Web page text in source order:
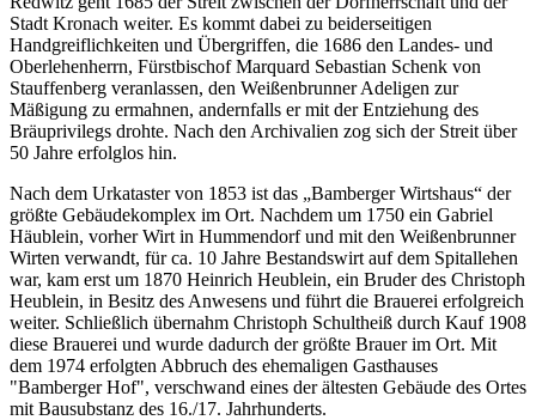
Stadt Kronach weiter. Es kommt dabei zu beiderseitigen
Handgreiflichkeiten und Übergriffen, die 1686 den Landes- und
Oberlehenherrn, Fürstbischof Marquard Sebastian Schenk von
Stauffenberg veranlassen, den Weißenbrunner Adeligen zur
Mäßigung zu ermahnen, andernfalls er mit der Entziehung des
Bräuprivilegs drohte. Nach den Archivalien zog sich der Streit über
50 Jahre erfolglos hin.
Nach dem Urkataster von 1853 ist das „Bamberger Wirtshaus“ der
größte Gebäudekomplex im Ort. Nachdem um 1750 ein Gabriel
Häublein, vorher Wirt in Hummendorf und mit den Weißenbrunner
Wirten verwandt, für ca. 10 Jahre Bestandswirt auf dem Spitallehen
war, kam erst um 1870 Heinrich Heublein, ein Bruder des Christoph
Heublein, in Besitz des Anwesens und führt die Brauerei erfolgreich
weiter. Schließlich übernahm Christoph Schultheiß durch Kauf 1908
diese Brauerei und wurde dadurch der größte Brauer im Ort. Mit
dem 1974 erfolgten Abbruch des ehemaligen Gasthauses
"Bamberger Hof", verschwand eines der ältesten Gebäude des Ortes
mit Bausubstanz des 16./17. Jahrhunderts.